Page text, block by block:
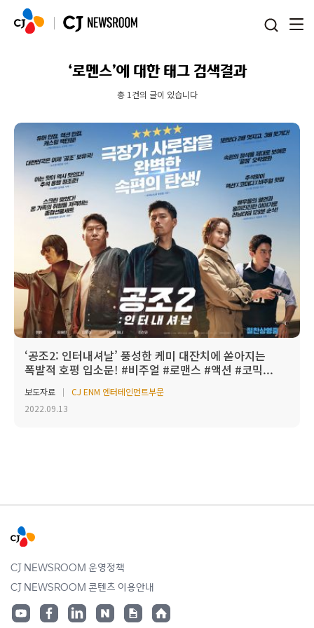
‘로멘스’에 대한 태그 검색결과
총 1건의 글이 있습니다
‘공조2: 인터내셔날’ 풍성한 케미 대잔치에 쏟아지는
폭발적 호평 입소문! #비주얼 #로맨스 #액션 #코믹...
보도자료
CJ ENM 엔터테인먼트부문
2022.09.13
CJ NEWSROOM 운영정책
CJ NEWSROOM 콘텐츠 이용안내